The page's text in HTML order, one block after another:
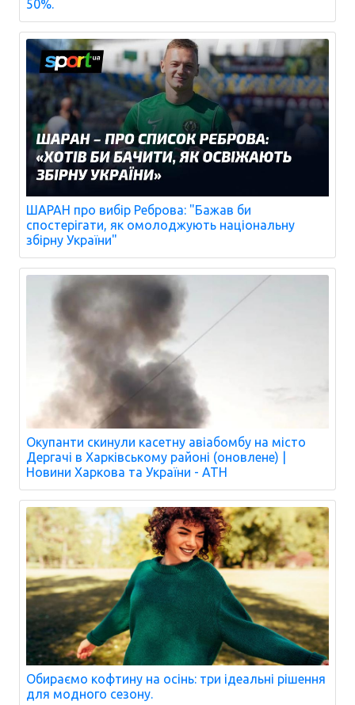
50%.
ШАРАН про вибір Реброва: "Бажав би
спостерігати, як омолоджують національну
збірну України"
Окупанти скинули касетну авіабомбу на місто
Дергачі в Харківському районі (оновлене) |
Новини Харкова та України - АТН
Обираємо кофтину на осінь: три ідеальні рішення
для модного сезону.